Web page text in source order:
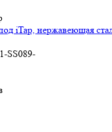
iTap, нержавеющая
SS089-